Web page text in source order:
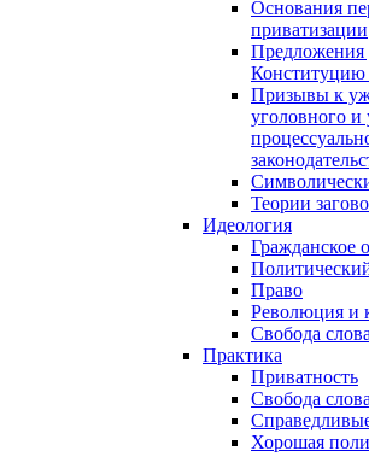
Основания
приватизации
Предложения
Конституцию
Призывы к
уголовного и
Теории
Идеология
Гражданское
Право
Революция и
Свобода
Практика
Приватность
Свобода
Хорошая